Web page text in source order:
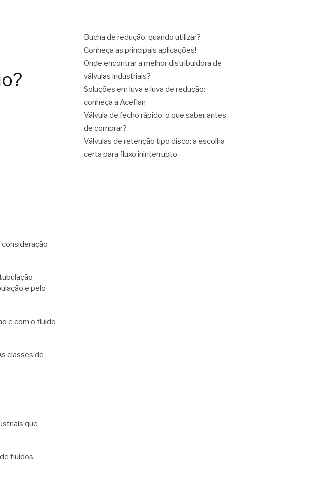
consideração
e pelo
e com o fluido
classes de
que
fluidos.
Bucha de redução: quando utilizar?
Conheça as principais aplicações!
Onde encontrar a melhor distribuidora de
válvulas industriais?
Soluções em luva e luva de redução:
conheça a Aceflan
Válvula de fecho rápido: o que saber antes
de comprar?
Válvulas de retenção tipo disco: a escolha
certa para fluxo ininterrupto